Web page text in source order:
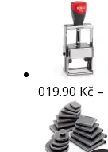
019.90 Kč –